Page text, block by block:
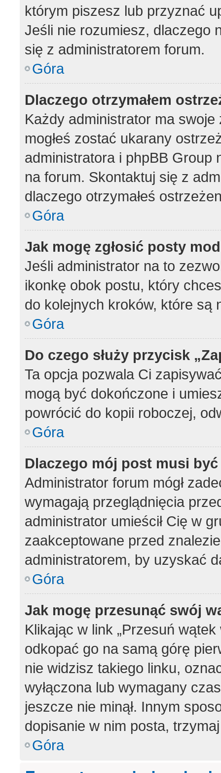
którym piszesz lub przyznać
Jeśli nie rozumiesz, dlaczego
się z administratorem forum.
Góra
Dlaczego otrzymałem
Każdy administrator ma swoje
mogłeś zostać ukarany
administratora i phpBB Group
na forum. Skontaktuj się z
dlaczego otrzymałeś
Góra
Jak mogę zgłosić posty
Jeśli administrator na to
ikonkę obok postu, który
do kolejnych kroków, które są
Góra
Do czego służy przycisk
Ta opcja pozwala Ci
mogą być dokończone i
powrócić do kopii roboczej,
Góra
Dlaczego mój post musi
Administrator forum mógł
wymagają przeglądnięcia
administrator umieścił Cię w
zaakceptowane przed
administratorem, by uzyskać
Góra
Jak mogę przesunąć swój
Klikając w link „Przesuń
odkopać go na samą górę
nie widzisz takiego linku,
wyłączona lub wymagany
jeszcze nie minął. Innym
dopisanie w nim posta,
Góra